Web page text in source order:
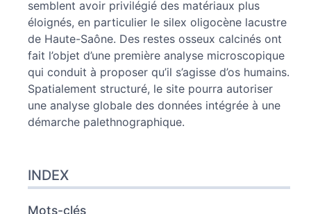
semblent avoir privilégié des matériaux plus
éloignés, en particulier le silex oligocène lacustre
de Haute-Saône. Des restes osseux calcinés ont
fait l’objet d’une première analyse microscopique
qui conduit à proposer qu’il s’agisse d’os humains.
Spatialement structuré, le site pourra autoriser
une analyse globale des données intégrée à une
démarche palethnographique.
INDEX
Mots-clés